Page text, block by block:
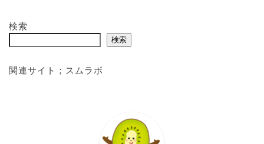
検索
検索
関連サイト； スムラボ